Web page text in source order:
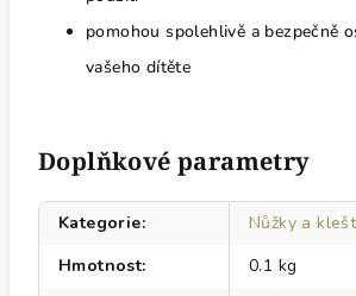
pomohou spolehlivě a bezpečně
vašeho dítěte
Doplňkové parametry
Kategorie:
Nůžky a
Hmotnost:
0.1 kg